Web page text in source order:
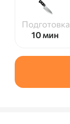
Подготовка
10 мин